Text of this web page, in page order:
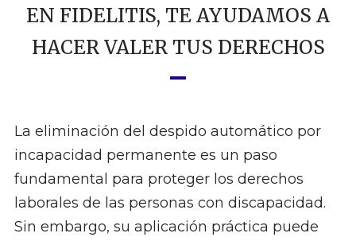
EN FIDELITIS, TE AYUDAMOS A
HACER VALER TUS DERECHOS
La eliminación del despido automático por
incapacidad permanente es un paso
fundamental para proteger los derechos
laborales de las personas con discapacidad.
Sin embargo, su aplicación práctica puede